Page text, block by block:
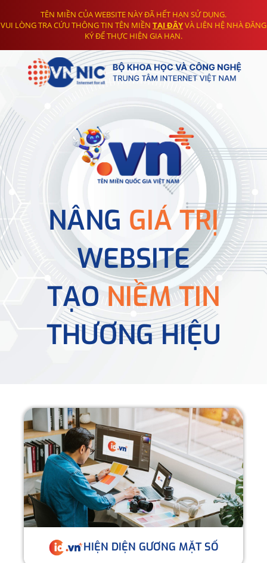
TÊN MIỀN CỦA WEBSITE NÀY ĐÃ HẾT HẠN SỬ DỤNG.
VUI LÒNG TRA CỨU THÔNG TIN TÊN MIỀN TẠI ĐÂYVÀ LIÊN HỆ NHÀ ĐĂNG
KÝ ĐỂ THỰC HIỆN GIA HẠN.
NÂNG GIÁ TRỊ
WEBSITE
TẠONIỀM TIN
THƯƠNG HIỆU
HIỆN DIỆN GƯƠNG MẶT SỐ